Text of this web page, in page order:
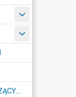
INFORMACJA DLA OSÓB NIESŁYSZĄCYCH